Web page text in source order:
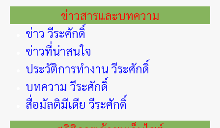
ข่าวสารและบทความ
ข่าว วีระศักดิ์
ข่าวที่น่าสนใจ
ประวัติการทำงาน วีระศักดิ์
บทความ วีระศักดิ์
สื่อมัลติมีเดีย วีระศักดิ์